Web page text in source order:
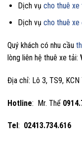
Dịch vụ cho thuê xe
Dịch vụ cho thuê xe
Quý khách có nhu cầu
lòng liên hệ thuê xe tải:
Địa chỉ: Lô 3, TS9, KCN
Hotline: Mr. Thể
Tel : 02413.734.616